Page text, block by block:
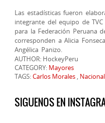
Las estadísticas fueron
integrante del equipo de
para la Federación Peruana
corresponden a Alicia
Angélica Panizo.
AUTHOR: HockeyPeru
CATEGORY: Mayores
TAGS:Carlos Morales ,
SIGUENOS EN